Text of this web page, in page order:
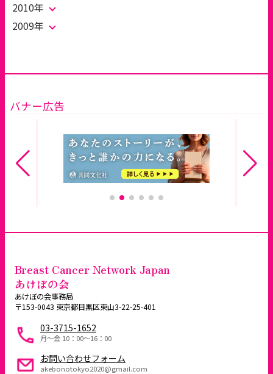
2010年
2009年
バナー広告
Breast Cancer Network Japan
あけぼの会
あけぼの会事務局
〒153-0043 東京都目黒区東山3-22-25-401
03-3715-1652
月～金 10：00〜16：00
お問い合わせフォーム
akebonotokyo2020@gmail.com